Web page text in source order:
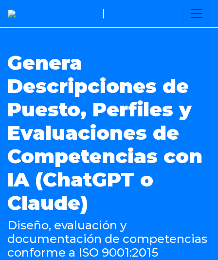
Genera
Descripciones de
Puesto, Perfiles y
Evaluaciones de
Competencias con
IA (ChatGPT o
Claude)
Diseño, evaluación y
documentación de competencias
conforme a ISO 9001:2015